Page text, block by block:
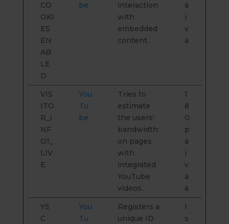
CO
OKI
ES
EN
AB
LE
D
be
interaction
with
embedded
content.
ä
i
v
ä
VIS
ITO
R_I
NF
O1_
LIV
E
You
Tu
be
Tries to
estimate
the users'
bandwidth
on pages
with
integrated
YouTube
videos.
1
8
0
p
ä
i
v
ä
ä
YS
C
You
Tu
Registers a
unique ID
I
s